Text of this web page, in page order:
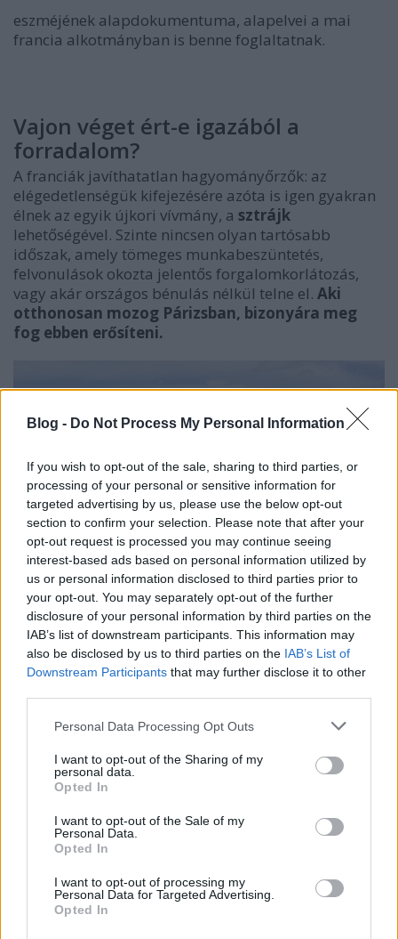
Blog - Do Not Process My Personal Information
If you wish to opt-out of the sale, sharing to third parties, or
processing of your personal or sensitive information for
targeted advertising by us, please use the below opt-out
section to confirm your selection. Please note that after your
opt-out request is processed you may continue seeing
interest-based ads based on personal information utilized by
us or personal information disclosed to third parties prior to
your opt-out. You may separately opt-out of the further
disclosure of your personal information by third parties on the
IAB’s list of downstream participants. This information may
also be disclosed by us to third parties on the IAB’s List of
Downstream Participants that may further disclose it to other
Please note that this website/app uses one or more Google
not limited to your visit or usage behaviour. You may click to
grant or deny consent to Google and its third-party tags to
use your data for below specified purposes in below Google
consent section.
Personal Data Processing Opt Outs
I want to opt-out of the Sharing of my
personal data.
Opted In
I want to opt-out of the Sale of my
Personal Data.
Opted In
I want to opt-out of processing my
Personal Data for Targeted Advertising.
Opted In
eszméjének alapdokumentuma, alapelvei a mai
francia alkotmányban is benne foglaltatnak.
Vajon véget ért-e igazából a
forradalom?
A franciák javíthatatlan hagyományőrzők: az
elégedetlenségük kifejezésére azóta is igen gyakran
élnek az egyik újkori vívmány, a sztrájk
lehetőségével. Szinte nincsen olyan tartósabb
időszak, amely tömeges munkabeszüntetés,
felvonulások okozta jelentős forgalomkorlátozás,
vagy akár országos bénulás nélkül telne el. Aki
otthonosan mozog Párizsban, bizonyára meg
fog ebben erősíteni.
Fotó: Aigner Ivan
Noha ez borzasztóan idegesítő tud lenni, amikor egy
bődületesen fontos tárgyalásra loholunk, az életünk
nagy dobását jelentő castingra sietünk, vagy nyitott
szandálban és teniszzokniban ámuló-bámuló
turistaként igyekszünk magunkba szívni a
kultúraezerszínű illatát, legalább annyira
örvendetes jelenség az önmagunkért való kiállás, az
igazságtalansággal szembeni felszólalás, a sorsunk
saját kezünkbe vételének, a közös célért való
összefogás lélekemelő megnyilvánulása.
Mindenesetre leszögezhetjük, hogy